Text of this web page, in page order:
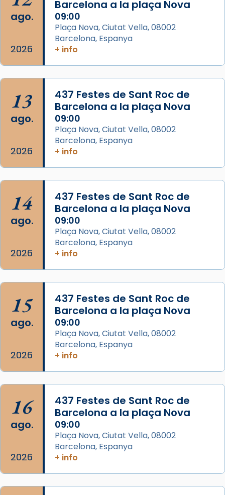
2 weeks ago
Aquest dilluns, 27 de juliol, ha tingut lloc la
missa d’acció de gràcies en agraïment al
comitè organitzador de la visita apostòlica
col·laboradors, a la Catedral de Barcelona.
L’arquebisbe de Barcelona, el cardenal Joan
Josep Omella, ha presidit la missa i l’ha
concelebrat el bisbe auxiliar de Barcelona,
Mons. David Abadías.
📸 Dr. G. Simón
Arquebisbat de Barcelona
2 weeks ago
Memòria de les santes Juliana i
Semproniana, verges i màrtirs.
Acompanyant la història de sant Cugat, a
partir de l’Edat Mitjana sorgeix la tradició
que les santes Juliana (“relatiu a Júlia”) i
Semproniana (“relatiu a Semprònia =
eterna”) són deixebles seves. I l’any 1667, el
frare Joan Gaspar Roig, afirma en una obra
que les santes són filles de l’antiga Iluro.
Mataró en reivindicarà les relíq
...
ago.
2026
Barcelona a la plaça Nova
09:00
Plaça Nova, Ciutat Vella, 08002
Barcelona, Espanya
+ info
13
ago.
2026
437 Festes de Sant Roc de
Barcelona a la plaça Nova
09:00
Plaça Nova, Ciutat Vella, 08002
Barcelona, Espanya
+ info
14
ago.
2026
437 Festes de Sant Roc de
Barcelona a la plaça Nova
09:00
Plaça Nova, Ciutat Vella, 08002
Barcelona, Espanya
+ info
15
ago.
2026
437 Festes de Sant Roc de
Barcelona a la plaça Nova
09:00
Plaça Nova, Ciutat Vella, 08002
Barcelona, Espanya
+ info
16
ago.
2026
437 Festes de Sant Roc de
Barcelona a la plaça Nova
09:00
Plaça Nova, Ciutat Vella, 08002
Barcelona, Espanya
+ info